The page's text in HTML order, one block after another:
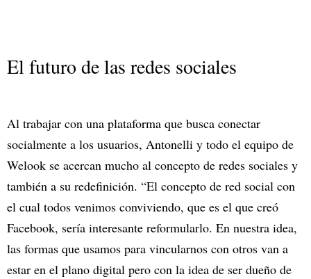
El futuro de las redes sociales
Al trabajar con una plataforma que busca conectar
socialmente a los usuarios, Antonelli y todo el equipo de
Welook se acercan mucho al concepto de redes sociales y
también a su redefinición. “El concepto de red social con
el cual todos venimos conviviendo, que es el que creó
Facebook, sería interesante reformularlo. En nuestra idea,
las formas que usamos para vincularnos con otros van a
estar en el plano digital pero con la idea de ser dueño de